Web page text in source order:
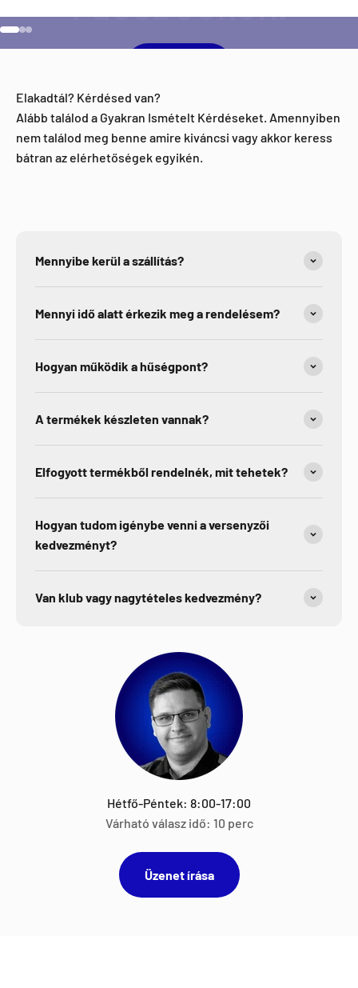
Elakadtál? Kérdésed van?
Alább találod a Gyakran Ismételt Kérdéseket. Amennyiben
nem találod meg benne amire kiváncsi vagy akkor keress
bátran az elérhetőségek egyikén.
Mennyibe kerül a szállítás?
Mennyi idő alatt érkezik meg a rendelésem?
Hogyan működik a hűségpont?
A termékek készleten vannak?
Elfogyott termékből rendelnék, mit tehetek?
Hogyan tudom igénybe venni a versenyzői
kedvezményt?
Van klub vagy nagytételes kedvezmény?
Hétfő-Péntek: 8:00-17:00
Várható válasz idő: 10 perc
Üzenet írása